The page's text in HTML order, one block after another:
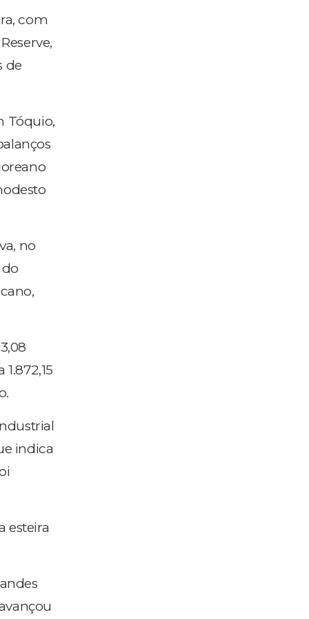
com
de
Tóquio,
no
indica
esteira